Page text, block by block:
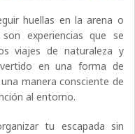
huellas en la arena o
experiencias que se
viajes de naturaleza y
en una forma de
manera consciente de
al entorno.
tu escapada sin